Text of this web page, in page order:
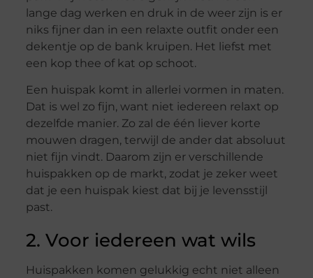
lange dag werken en druk in de weer zijn is er
niks fijner dan in een relaxte outfit onder een
dekentje op de bank kruipen. Het liefst met
een kop thee of kat op schoot.
Een huispak komt in allerlei vormen in maten.
Dat is wel zo fijn, want niet iedereen relaxt op
dezelfde manier. Zo zal de één liever korte
mouwen dragen, terwijl de ander dat absoluut
niet fijn vindt. Daarom zijn er verschillende
huispakken op de markt, zodat je zeker weet
dat je een huispak kiest dat bij je levensstijl
past.
2. Voor iedereen wat wils
Huispakken komen gelukkig echt niet alleen